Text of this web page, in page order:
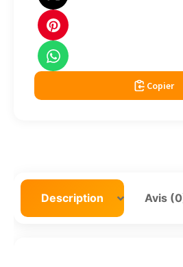
Copier
Description Avis